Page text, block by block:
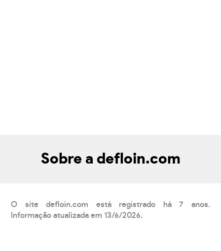
Sobre a defloin.com
O site defloin.com está registrado há 7 anos.
Informação atualizada em 13/6/2026.